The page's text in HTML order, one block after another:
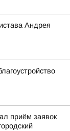
Андрея
приём заявок